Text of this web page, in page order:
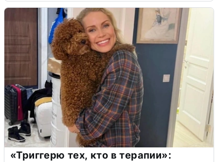
«Триггерю тех, кто в терапии»: